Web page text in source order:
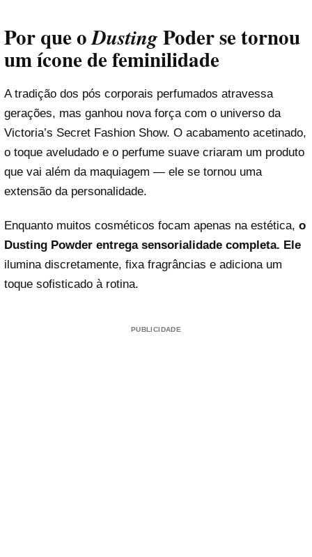
Por que oDusting Poder se tornou
um ícone de feminilidade
A tradição dos pós corporais perfumados atravessa
gerações, mas ganhou nova força com o universo da
Victoria’s Secret Fashion Show. O acabamento acetinado,
o toque aveludado e o perfume suave criaram um produto
que vai além da maquiagem — ele se tornou uma
extensão da personalidade.
Enquanto muitos cosméticos focam apenas na estética, o
Dusting Powder entrega sensorialidade completa. Ele
ilumina discretamente, fixa fragrâncias e adiciona um
toque sofisticado à rotina.
PUBLICIDADE